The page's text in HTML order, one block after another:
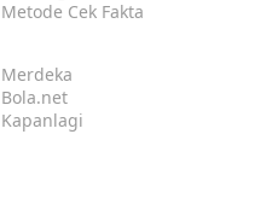
Metode Cek Fakta
Merdeka
Bola.net
Kapanlagi